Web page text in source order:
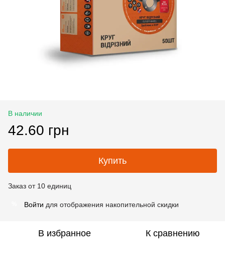
В наличии
42.60 грн
Купить
Заказ от 10 единиц
Войти для отображения накопительной скидки
В избранное К сравнению